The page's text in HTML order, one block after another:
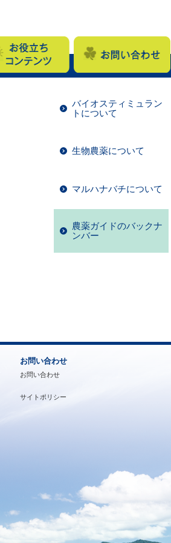
バイオスティミュラン
トについて
生物農薬について
マルハナバチについて
農薬ガイドのバックナ
ンバー
お問い合わせ
お問い合わせ
サイトポリシー